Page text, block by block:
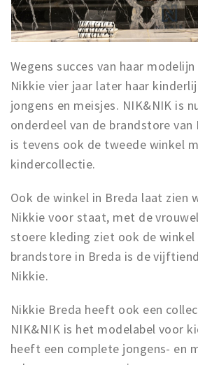
Wegens succes van haar
Nikkie vier jaar later haar
jongens en meisjes. NIK&NIK is
onderdeel van de brandstore
is tevens ook de tweede winkel
kindercollectie.
Ook de winkel in Breda laat zien
Nikkie voor staat, met de
stoere kleding ziet ook de
brandstore in Breda is de
Nikkie.
Nikkie Breda heeft ook een
NIK&NIK is het modelabel voor
heeft een complete jongens- en